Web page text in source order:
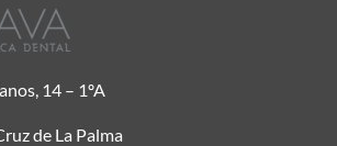
14 – 1ºA
de La Palma